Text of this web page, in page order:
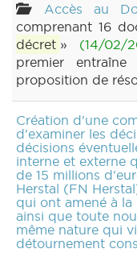
Accès au
comprenant 16
décret » (14/02/
premier
proposition de
Création d'une
d'examiner les
décisions
interne et externe
de 15 millions
Herstal (FN
qui ont amené à la
ainsi que toute
même nature qui
détournement